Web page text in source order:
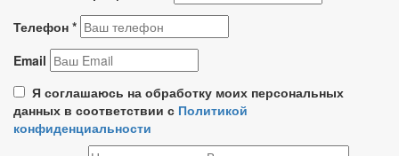
Телефон *
Email
Я соглашаюсь на обработку моих персональных
данных в соответствии с Политикой
конфиденциальности